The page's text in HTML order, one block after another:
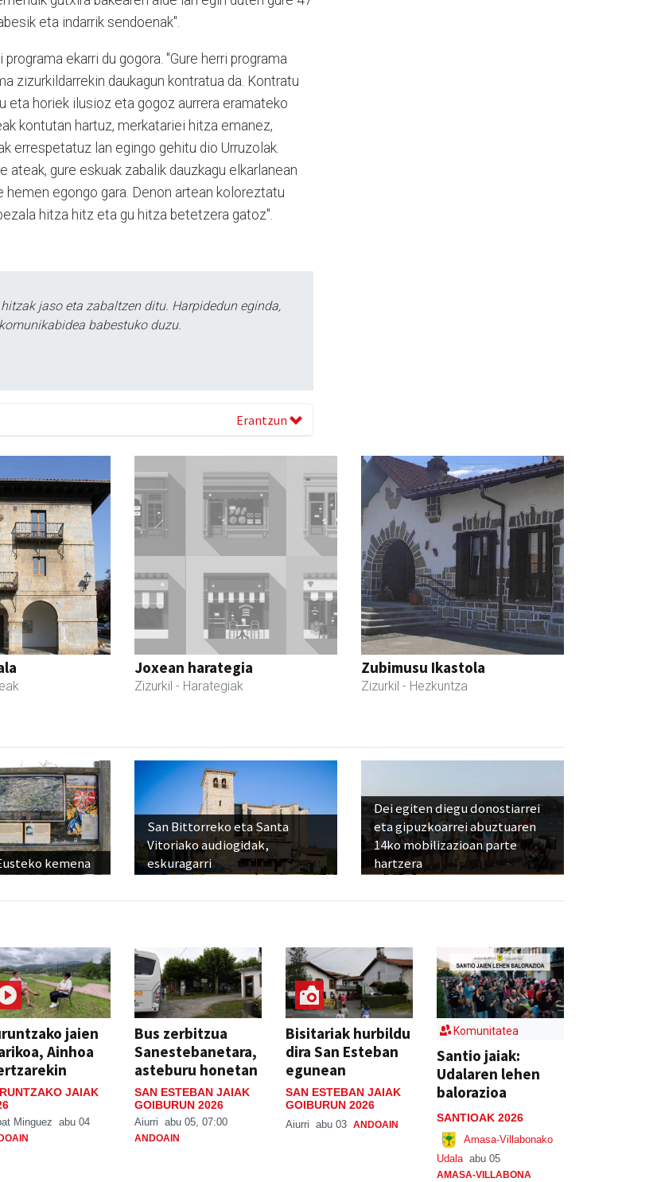
eta indarrik sendoenak".
ekarri du gogora. "Gure herri programa
zizurkildarrekin daukagun kontratua da. Kontratu
eta horiek ilusioz eta gogoz aurrera eramateko
kontutan hartuz, merkatariei hitza emanez,
errespetatuz lan egingo gehitu dio Urruzolak.
ateak, gure eskuak zabalik dauzkagu elkarlanean
hemen egongo gara. Denon artean koloreztatu
hitza hitz eta gu hitza betetzera gatoz".
jaso eta zabaltzen ditu. Harpidedun eginda,
babestuko duzu.
Erantzun
Joxean harategia
Zizurkil - Harategiak
Zubimusu Ikastola
Zizurkil - Hezkuntza
kemena
San Bittorreko eta Santa
Vitoriako audiogidak,
eskuragarri
Dei egiten diegu donostiarrei
eta gipuzkoarrei abuztuaren
14ko mobilizazioan parte
hartzera
jaien
Ainhoa
JAIAK
Minguez abu 04
Bus zerbitzua
Sanestebanetara,
asteburu honetan
SAN ESTEBAN JAIAK
GOIBURUN 2026
Aiurri abu 05, 07:00
ANDOAIN
Bisitariak hurbildu
dira San Esteban
egunean
SAN ESTEBAN JAIAK
GOIBURUN 2026
Aiurri abu 03 ANDOAIN
Komunitatea
Santio jaiak:
Udalaren lehen
balorazioa
SANTIOAK 2026
Amasa-Villabonako
Udala abu 05
AMASA-VILLABONA